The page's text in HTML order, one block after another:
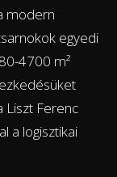
modern
egyedi
4700 m²
Liszt Ferenc
a logisztikai